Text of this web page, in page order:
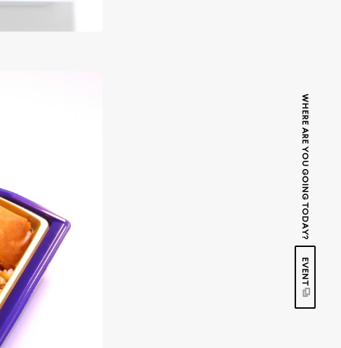
WHERE ARE YOU GOING TODAY?
EVENT